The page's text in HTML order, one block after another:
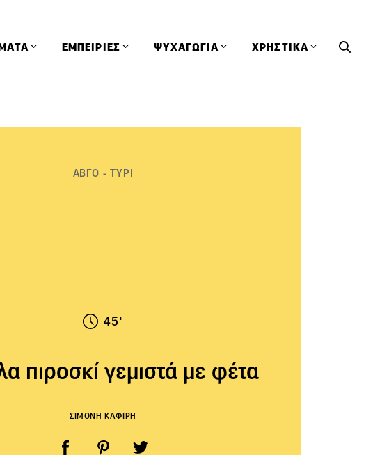
ΕΜΠΕΙΡΙΕΣ ΨΥΧΑΓΩΓΙΑ ΧΡΗΣΤΙΚΑ
ΑΒΓΟ - ΤΥΡΙ
45'
πιροσκί γεμιστά με φέτα
ΣΙΜΟΝΗ ΚΑΦΙΡΗ